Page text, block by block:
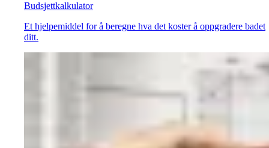
Budsjettkalkulator
Et hjelpemiddel for å beregne hva det koster å oppgradere badet
ditt.